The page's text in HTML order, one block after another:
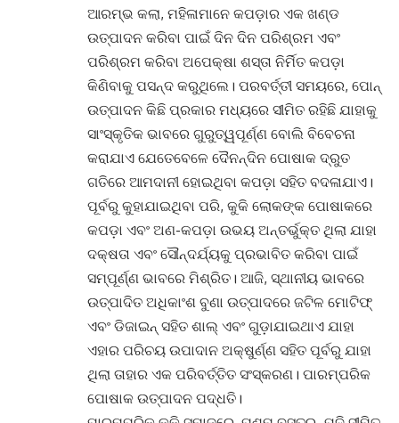
ଆରମ୍ଭ କଲା, ମହିଳାମାନେ କପଡ଼ାର ଏକ ଖଣ୍ଡ
ଉତ୍ପାଦନ କରିବା ପାଇଁ ଦିନ ଦିନ ପରିଶ୍ରମ ଏବଂ
ପରିଶ୍ରମ କରିବା ଅପେକ୍ଷା ଶସ୍ତା ନିର୍ମିତ କପଡ଼ା
କିଣିବାକୁ ପସନ୍ଦ କରୁଥିଲେ। ପରବର୍ତ୍ତୀ ସମୟରେ, ପୋନ୍
ଉତ୍ପାଦନ କିଛି ପ୍ରକାର ମଧ୍ୟରେ ସୀମିତ ରହିଛି ଯାହାକୁ
ସାଂସ୍କୃତିକ ଭାବରେ ଗୁରୁତ୍ୱପୂର୍ଣ୍ଣ ବୋଲି ବିବେଚନା
କରାଯାଏ ଯେତେବେଳେ ଦୈନନ୍ଦିନ ପୋଷାକ ଦ୍ରୁତ
ଗତିରେ ଆମଦାନୀ ହୋଇଥିବା କପଡ଼ା ସହିତ ବଦଳାଯାଏ।
ପୂର୍ବରୁ କୁହାଯାଇଥିବା ପରି, କୁକି ଲୋକଙ୍କ ପୋଷାକରେ
କପଡ଼ା ଏବଂ ଅଣ-କପଡ଼ା ଉଭୟ ଅନ୍ତର୍ଭୁକ୍ତ ଥିଲା ଯାହା
ଦକ୍ଷତା ଏବଂ ସୌନ୍ଦର୍ଯ୍ୟକୁ ପ୍ରଭାବିତ କରିବା ପାଇଁ
ସମ୍ପୂର୍ଣ୍ଣ ଭାବରେ ମିଶ୍ରିତ। ଆଜି, ସ୍ଥାନୀୟ ଭାବରେ
ଉତ୍ପାଦିତ ଅଧିକାଂଶ ବୁଣା ଉତ୍ପାଦରେ ଜଟିଳ ମୋଟିଫ୍
ଏବଂ ଡିଜାଇନ୍ ସହିତ ଶାଲ୍ ଏବଂ ଗୁଡ଼ାଯାଇଥାଏ ଯାହା
ଏହାର ପରିଚୟ ଉପାଦାନ ଅକ୍ଷୁର୍ଣ୍ଣ ସହିତ ପୂର୍ବରୁ ଯାହା
ଥିଲା ତାହାର ଏକ ପରିବର୍ତ୍ତିତ ସଂସ୍କରଣ। ପାରମ୍ପରିକ
ପୋଷାକ ଉତ୍ପାଦନ ପଦ୍ଧତି।